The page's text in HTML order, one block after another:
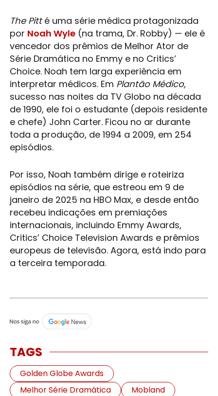
The Pitté uma série médica protagonizada
por Noah Wyle (na trama, Dr. Robby) — ele é
vencedor dos prêmios de Melhor Ator de
Série Dramática no Emmy e no Critics’
Choice. Noah tem larga experiência em
interpretar médicos. Em Plantão Médico,
sucesso nas noites da TV Globo na década
de 1990, ele foi o estudante (depois residente
e chefe) John Carter. Ficou no ar durante
toda a produção, de 1994 a 2009, em 254
episódios.
Por isso, Noah também dirige e roteiriza
episódios na série, que estreou em 9 de
janeiro de 2025 na HBO Max, e desde então
recebeu indicações em premiações
internacionais, incluindo Emmy Awards,
Critics’ Choice Television Awards e prêmios
europeus de televisão. Agora, está indo para
a terceira temporada.
TAGS
Golden Globe Awards
Melhor Série Dramática
Mobland